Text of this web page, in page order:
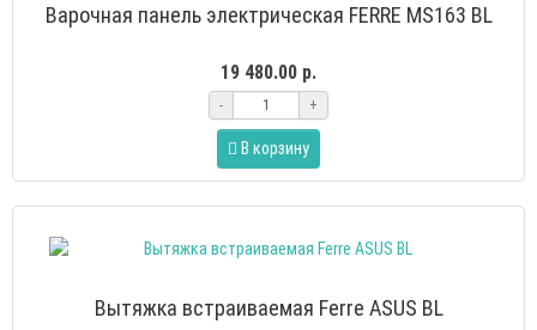
Варочная панель электрическая FERRE MS163 BL
19 480.00 р.
- +
В корзину
Вытяжка встраиваемая Ferre ASUS BL